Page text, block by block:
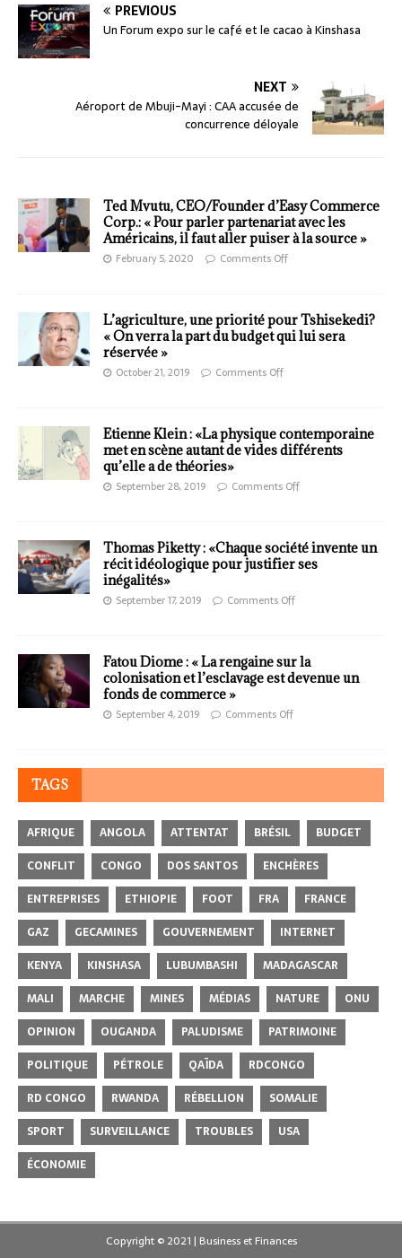
PREVIOUS
Un Forum expo sur le café et le cacao à Kinshasa
NEXT
Aéroport de Mbuji-Mayi : CAA accusée de
concurrence déloyale
Ted Mvutu, CEO/Founder d’Easy Commerce
Corp.: « Pour parler partenariat avec les
Américains, il faut aller puiser à la source »
February 5, 2020 Comments Off
L’agriculture, une priorité pour Tshisekedi?
« On verra la part du budget qui lui sera
réservée »
October 21, 2019 Comments Off
Etienne Klein : «La physique contemporaine
met en scène autant de vides différents
qu’elle a de théories»
September 28, 2019 Comments Off
Thomas Piketty : «Chaque société invente un
récit idéologique pour justifier ses
inégalités»
September 17, 2019 Comments Off
Fatou Diome : « La rengaine sur la
colonisation et l’esclavage est devenue un
fonds de commerce »
September 4, 2019 Comments Off
TAGS
AFRIQUE ANGOLA ATTENTAT BRÉSIL
BUDGET
CONFLIT
CONGO DOS SANTOS
ENCHÈRES
ENTREPRISES
ETHIOPIE FOOT FRA
FRANCE
GAZ
GECAMINES GOUVERNEMENT
INTERNET
KENYA
KINSHASA LUBUMBASHI
MADAGASCAR
MALI
MARCHE MINES MÉDIAS NATURE
ONU
OPINION
OUGANDA PALUDISME
PATRIMOINE
POLITIQUE
PÉTROLE QAÏDA
RDCONGO
RD CONGO
RWANDA RÉBELLION
SOMALIE
SPORT
SURVEILLANCE TROUBLES
USA
ÉCONOMIE
Copyright © 2021 | Business et Finances